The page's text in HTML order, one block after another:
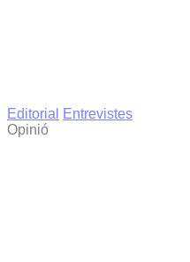
Editorial
Entrevistes
Opinió